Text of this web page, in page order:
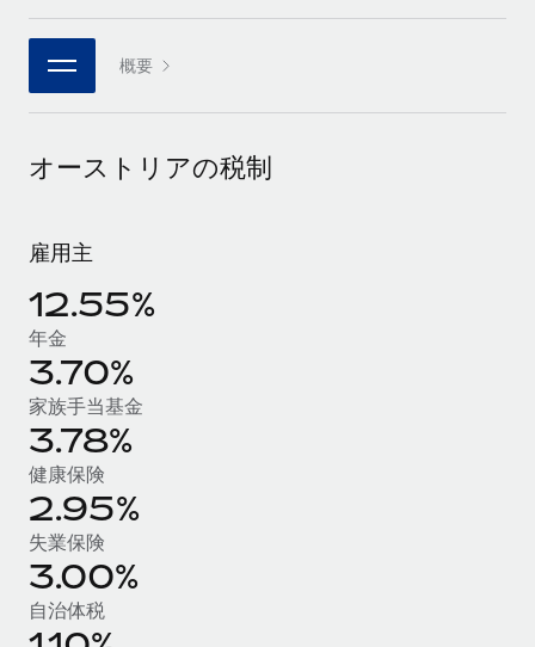
当社のMCPを使用して、あらゆるAIツールをRemoteに接続
統合
基本的なビジネスツールを活用して業務プロセスを効率化す
専門家に相談
バックグラウンドチェック
候補者の選考プロセスをシンプルに
Compliance Watchtower
コンプライアンスリスクを先回りして対応
デバイス管理
ITデバイスを世界規模で提供・管理
法人設立
法令順守した法人をスピーディに設立
パートナーに登録
戦略的テクノロジーパートナー
グローバルな人事機能を柔軟に自社プラットフォームへ統合
当社とのパートナーシップの可能性を検討する
統合とAI自動化に関するコンサルティング
活用事例
職務内容ライブラリ
ウェビナー
イベント
ニュースルーム
情報センター
サポートを依頼する
すべてのリソースを表示する
ブログ
グローバル給与処理
EORおよびPEO
契約社員管理
税務
日本語
한국어 概要
オーストリアの税制
雇用主
12.55%
年金
3.70%
家族手当基金
3.78%
健康保険
2.95%
失業保険
3.00%
自治体税